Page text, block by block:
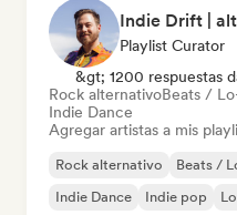
Indie Drift |
Playlist Curator
&gt; 1200 respuestas
Rock alternativoBeats /
Indie Dance
Agregar artistas a mis
Rock alternativo Beats /
Indie Dance
Indie pop